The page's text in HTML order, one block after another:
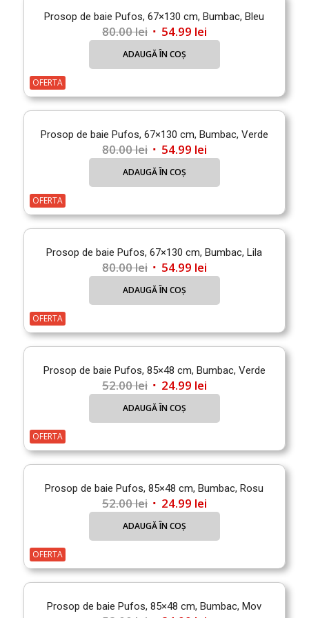
Prosop de baie Pufos, 67×130 cm, Bumbac, Bleu
80.00lei Prețul
inițial
80.00 lei.
54.99 leiPrețul
curent
este:
ADAUGĂ ÎN COȘ
OFERTA
Prosop de baie Pufos, 67×130 cm, Bumbac, Verde
80.00lei Prețul
inițial
80.00 lei.
54.99 leiPrețul
curent
este:
ADAUGĂ ÎN COȘ
OFERTA
Prosop de baie Pufos, 67×130 cm, Bumbac, Lila
80.00lei Prețul
inițial
80.00 lei.
54.99 leiPrețul
curent
este:
ADAUGĂ ÎN COȘ
OFERTA
Prosop de baie Pufos, 85×48 cm, Bumbac, Verde
52.00lei Prețul
inițial
52.00 lei.
24.99 leiPrețul
curent
este:
ADAUGĂ ÎN COȘ
OFERTA
Prosop de baie Pufos, 85×48 cm, Bumbac, Rosu
52.00lei Prețul
inițial
52.00 lei.
24.99 leiPrețul
curent
este:
ADAUGĂ ÎN COȘ
OFERTA
Prosop de baie Pufos, 85×48 cm, Bumbac, Mov